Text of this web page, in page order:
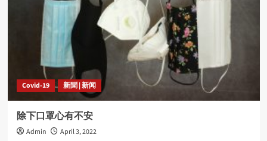
Covid-19 新聞 | 新闻
除下口罩心有不安
Admin April 3, 2022